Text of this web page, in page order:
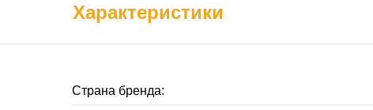
Характеристики
Страна бренда: